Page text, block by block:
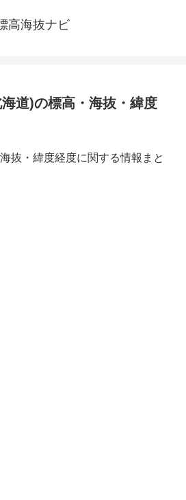
高海抜ナビ
道)の標高・海抜・緯度
抜・緯度経度に関する情報まと